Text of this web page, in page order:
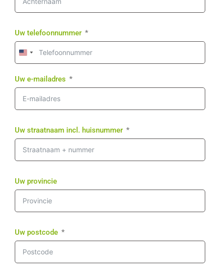
Uw telefoonnummer
United
States
+1
Uw e-mailadres
Uw straatnaam incl. huisnummer
Uw provincie
Uw postcode